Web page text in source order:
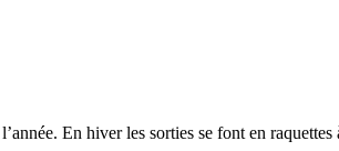
En hiver les sorties se font en raquettes